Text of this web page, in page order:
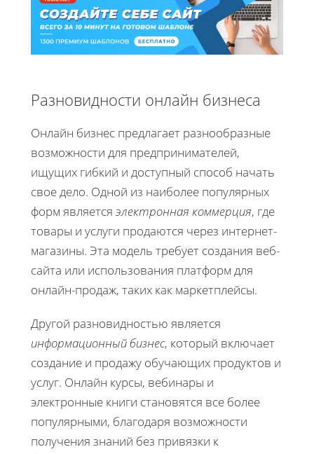
Разновидности онлайн бизнеса
Онлайн бизнес предлагает разнообразные
возможности для предпринимателей,
ищущих гибкий и доступный способ начать
свое дело. Одной из наиболее популярных
форм является электронная коммерция, где
товары и услуги продаются через интернет-
магазины. Эта модель требует создания веб-
сайта или использования платформ для
онлайн-продаж, таких как маркетплейсы.
Другой разновидностью является
информационный бизнес, который включает
создание и продажу обучающих продуктов и
услуг. Онлайн курсы, вебинары и
электронные книги становятся все более
популярными, благодаря возможности
получения знаний без привязки к